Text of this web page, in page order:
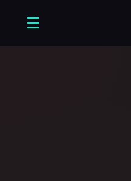
☰